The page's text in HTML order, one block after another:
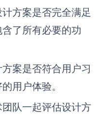
方案是否完全满足
了所有必要的功
案是否符合用户习
用户体验。
队一起评估设计方